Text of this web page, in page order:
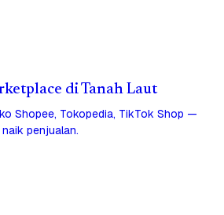
di Tanah Laut
Shopee, Tokopedia, TikTok Shop —
penjualan.